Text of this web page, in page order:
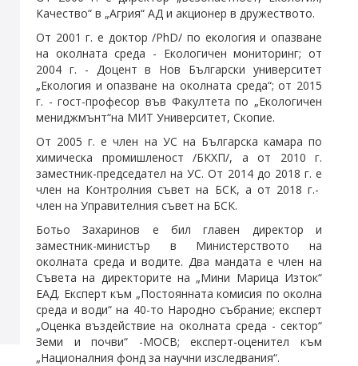
Качество“ в „Агрия“ АД и акционер в дружеството.
От 2001 г. е доктор /PhD/ по екология и опазване
на околната среда - Екологичен мониторинг; от
2004 г. - Доцент в Нов Български университет
„Екология и опазване на околната среда“; от 2015
г. - гост-професор във Факултета по „Екологичен
мениджмънт“на МИТ Университет, Скопие.
От 2005 г. е член на УС на Българска камара по
химическа промишленост /БКХП/, а от 2010 г.
заместник-председател на УС. От 2014 до 2018 г. е
член на Контролния съвет на БСК, а от 2018 г.-
член на Управителния съвет на БСК.
Ботьо Захаринов е бил главен директор и
заместник-министър в Министерството на
околната среда и водите. Два мандата е член на
Съвета на директорите на „Мини Марица Изток“
ЕАД. Експерт към „Постоянната комисия по околна
среда и води“ на 40-то Народно събрание; експерт
„Оценка въздействие на околната среда - сектор“
Земи и почви“ -МОСВ; експерт-оценител към
„Националния фонд за научни изследвания“.